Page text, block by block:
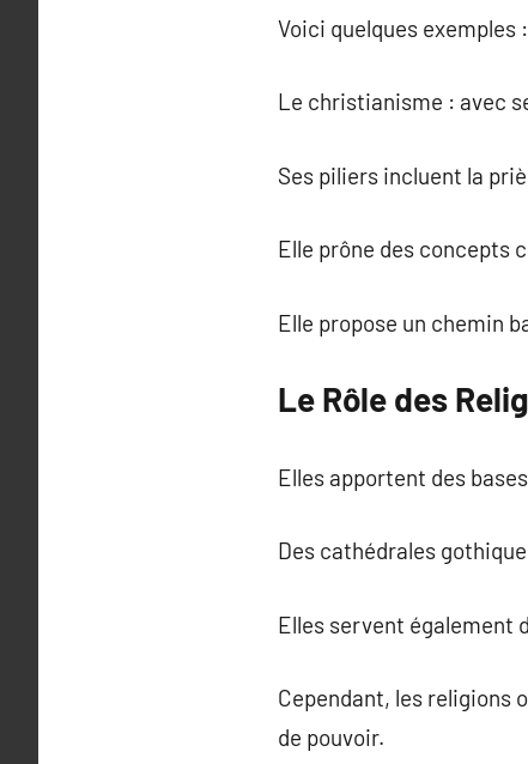
Voici quelques exemples :
Le christianisme : avec
Ses piliers incluent la
Elle prône des concepts
Elle propose un chemin
Le Rôle des
Elles apportent des
Des cathédrales
Elles servent également
Cependant, les religions
de pouvoir.